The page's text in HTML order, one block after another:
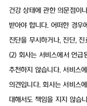
건강 상태에 관한 의문점이
받아야 합니다. 어떠한 경우
진단을 무시하거나, 진단,
(2) 회사는 서비스에서 언급
추천하지 않습니다. 서비스
의견입니다. 회사는 서비스
대해서도 책임을 지지 않습